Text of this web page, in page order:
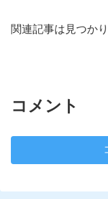
関連記事は見つか
コメント